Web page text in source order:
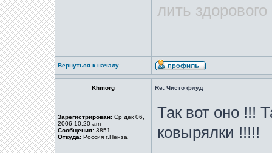
лить
Вернуться к началу
Khmorg Re: Чисто флуд
Зарегистрирован: Ср дек 06,
2006 10:20 am
Сообщения: 3851
Откуда: Россия г.Пенза
Так вот оно !!!
ковырялки !!!!!